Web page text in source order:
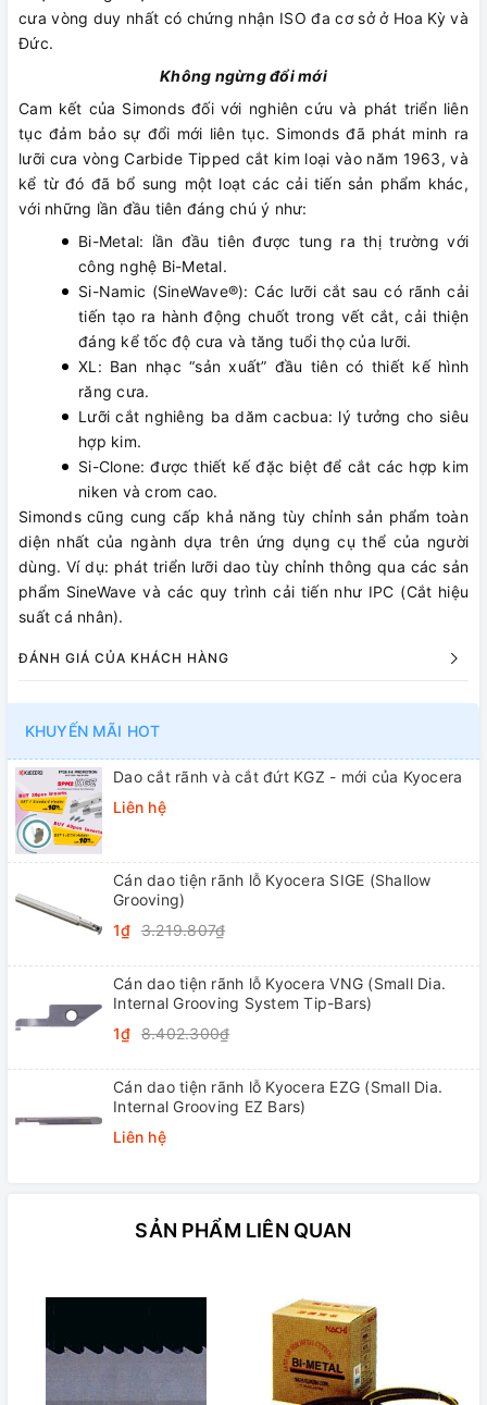
cưa vòng duy nhất có chứng nhận ISO đa cơ sở ở Hoa Kỳ và
Đức.
Không ngừng đổi mới
Cam kết của Simonds đối với nghiên cứu và phát triển liên
tục đảm bảo sự đổi mới liên tục. Simonds đã phát minh ra
lưỡi cưa vòng Carbide Tipped cắt kim loại vào năm 1963, và
kể từ đó đã bổ sung một loạt các cải tiến sản phẩm khác,
với những lần đầu tiên đáng chú ý như:
Bi-Metal: lần đầu tiên được tung ra thị trường với
công nghệ Bi-Metal.
Si-Namic (SineWave®): Các lưỡi cắt sau có rãnh cải
tiến tạo ra hành động chuốt trong vết cắt, cải thiện
đáng kể tốc độ cưa và tăng tuổi thọ của lưỡi.
XL: Ban nhạc “sản xuất” đầu tiên có thiết kế hình
răng cưa.
Lưỡi cắt nghiêng ba dăm cacbua: lý tưởng cho siêu
hợp kim.
Si-Clone: ​​được thiết kế đặc biệt để cắt các hợp kim
niken và crom cao.
Simonds cũng cung cấp khả năng tùy chỉnh sản phẩm toàn
diện nhất của ngành dựa trên ứng dụng cụ thể của người
dùng. Ví dụ: phát triển lưỡi dao tùy chỉnh thông qua các sản
phẩm SineWave và các quy trình cải tiến như IPC (Cắt hiệu
suất cá nhân).
ĐÁNH GIÁ CỦA KHÁCH HÀNG
KHUYẾN MÃI HOT
Dao cắt rãnh và cắt đứt KGZ - mới của Kyocera
Liên hệ
Cán dao tiện rãnh lỗ Kyocera SIGE (Shallow
Grooving)
1₫ 3.219.807₫
Cán dao tiện rãnh lỗ Kyocera VNG (Small Dia.
Internal Grooving System Tip-Bars)
1₫ 8.402.300₫
Cán dao tiện rãnh lỗ Kyocera EZG (Small Dia.
Internal Grooving EZ Bars)
Liên hệ
SẢN PHẨM LIÊN QUAN